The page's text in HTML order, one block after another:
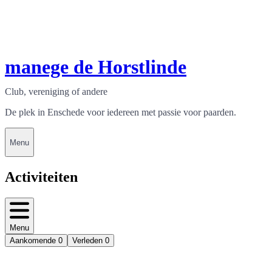
manege de Horstlinde
Club, vereniging of andere
De plek in Enschede voor iedereen met passie voor paarden.
Menu
Activiteiten
Menu
Aankomende 0 Verleden 0